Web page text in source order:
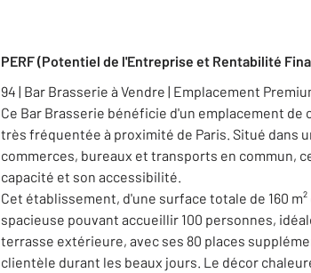
PERF (Potentiel de l'Entreprise et Rentabilité
94 | Bar Brasserie à Vendre | Emplacement
Ce Bar Brasserie bénéficie d'un emplacement de
très fréquentée à proximité de Paris. Situé dans
commerces, bureaux et transports en commun,
capacité et son accessibilité.
Cet établissement, d'une surface totale de 160
spacieuse pouvant accueillir 100 personnes,
terrasse extérieure, avec ses 80 places
clientèle durant les beaux jours. Le décor